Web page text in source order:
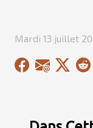
Mardi 13 juillet